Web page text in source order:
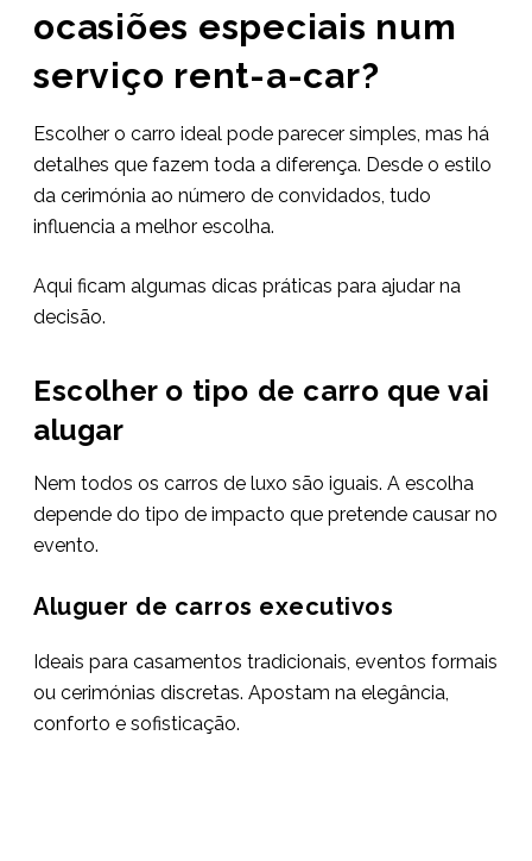
ocasiões especiais num
serviço rent-a-car?
Escolher o carro ideal pode parecer simples, mas há
detalhes que fazem toda a diferença. Desde o estilo
da cerimónia ao número de convidados, tudo
influencia a melhor escolha.
Aqui ficam algumas dicas práticas para ajudar na
decisão.
Escolher o tipo de carro que vai
alugar
Nem todos os carros de luxo são iguais. A escolha
depende do tipo de impacto que pretende causar no
evento.
Aluguer de carros executivos
Ideais para casamentos tradicionais, eventos formais
ou cerimónias discretas. Apostam na elegância,
conforto e sofisticação.